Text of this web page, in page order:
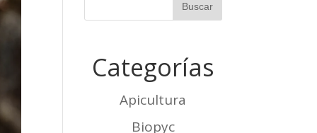
Categorías
Apicultura
Biopyc